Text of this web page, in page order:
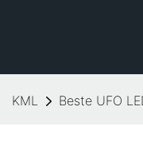
KML Beste UFO